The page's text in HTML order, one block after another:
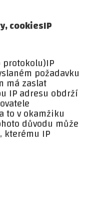
cookiesIP
požadavku
má zaslat
IP adresu obdrží
to v okamžiku
důvodu může
kterému IP